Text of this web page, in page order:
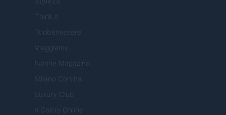
Think.it
Tuobenessere
Viaggiamo
Nonne Magazine
Milano Cortina
Luxury Club
Il Calcio Online